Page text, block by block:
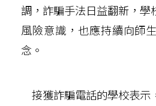
調，詐騙手法日益翻新，學
風險意識，也應持續向師
念。
接獲詐騙電話的學校表示